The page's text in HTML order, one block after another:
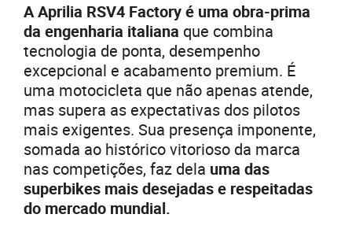
A Aprilia RSV4 Factory é uma obra-prima
da engenharia italiana que combina
tecnologia de ponta, desempenho
excepcional e acabamento premium. É
uma motocicleta que não apenas atende,
mas supera as expectativas dos pilotos
mais exigentes. Sua presença imponente,
somada ao histórico vitorioso da marca
nas competições, faz dela uma das
superbikes mais desejadas e respeitadas
do mercado mundial.